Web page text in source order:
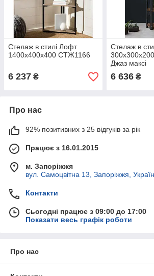
Стелаж в стилі Лофт
1400х400х400 СТЖ1166
6 237 ₴
Стелаж в
Джаз максі
6 636₴
Про нас
92% позитивних з 25 відгуків за рік
Працює з 16.01.2015
м. Запоріжжя
вул. Самоцвітна 13, Запоріжжя,
Контакти
Сьогодні працює з 09:00 до 17:00
Показати весь графік роботи
Про нас